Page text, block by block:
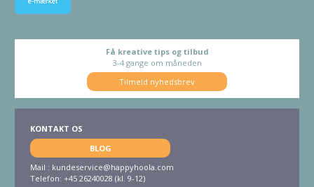
Få kreative tips og tilbud
3-4 gange om måneden
Tilmeld nyhedsbrev
KONTAKT OS
BLOG
Mail : kundeservice@happyhoola.com
Telefon: +45 26240028 (kl. 9-12)